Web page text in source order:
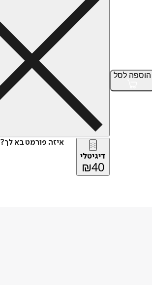
הוספה לסל
איזה פורמט בא לך?
דיגיטלי
₪40